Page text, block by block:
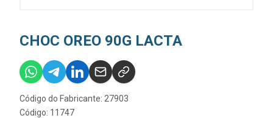
CHOC OREO 90G LACTA
Código do Fabricante: 27903
Código: 11747